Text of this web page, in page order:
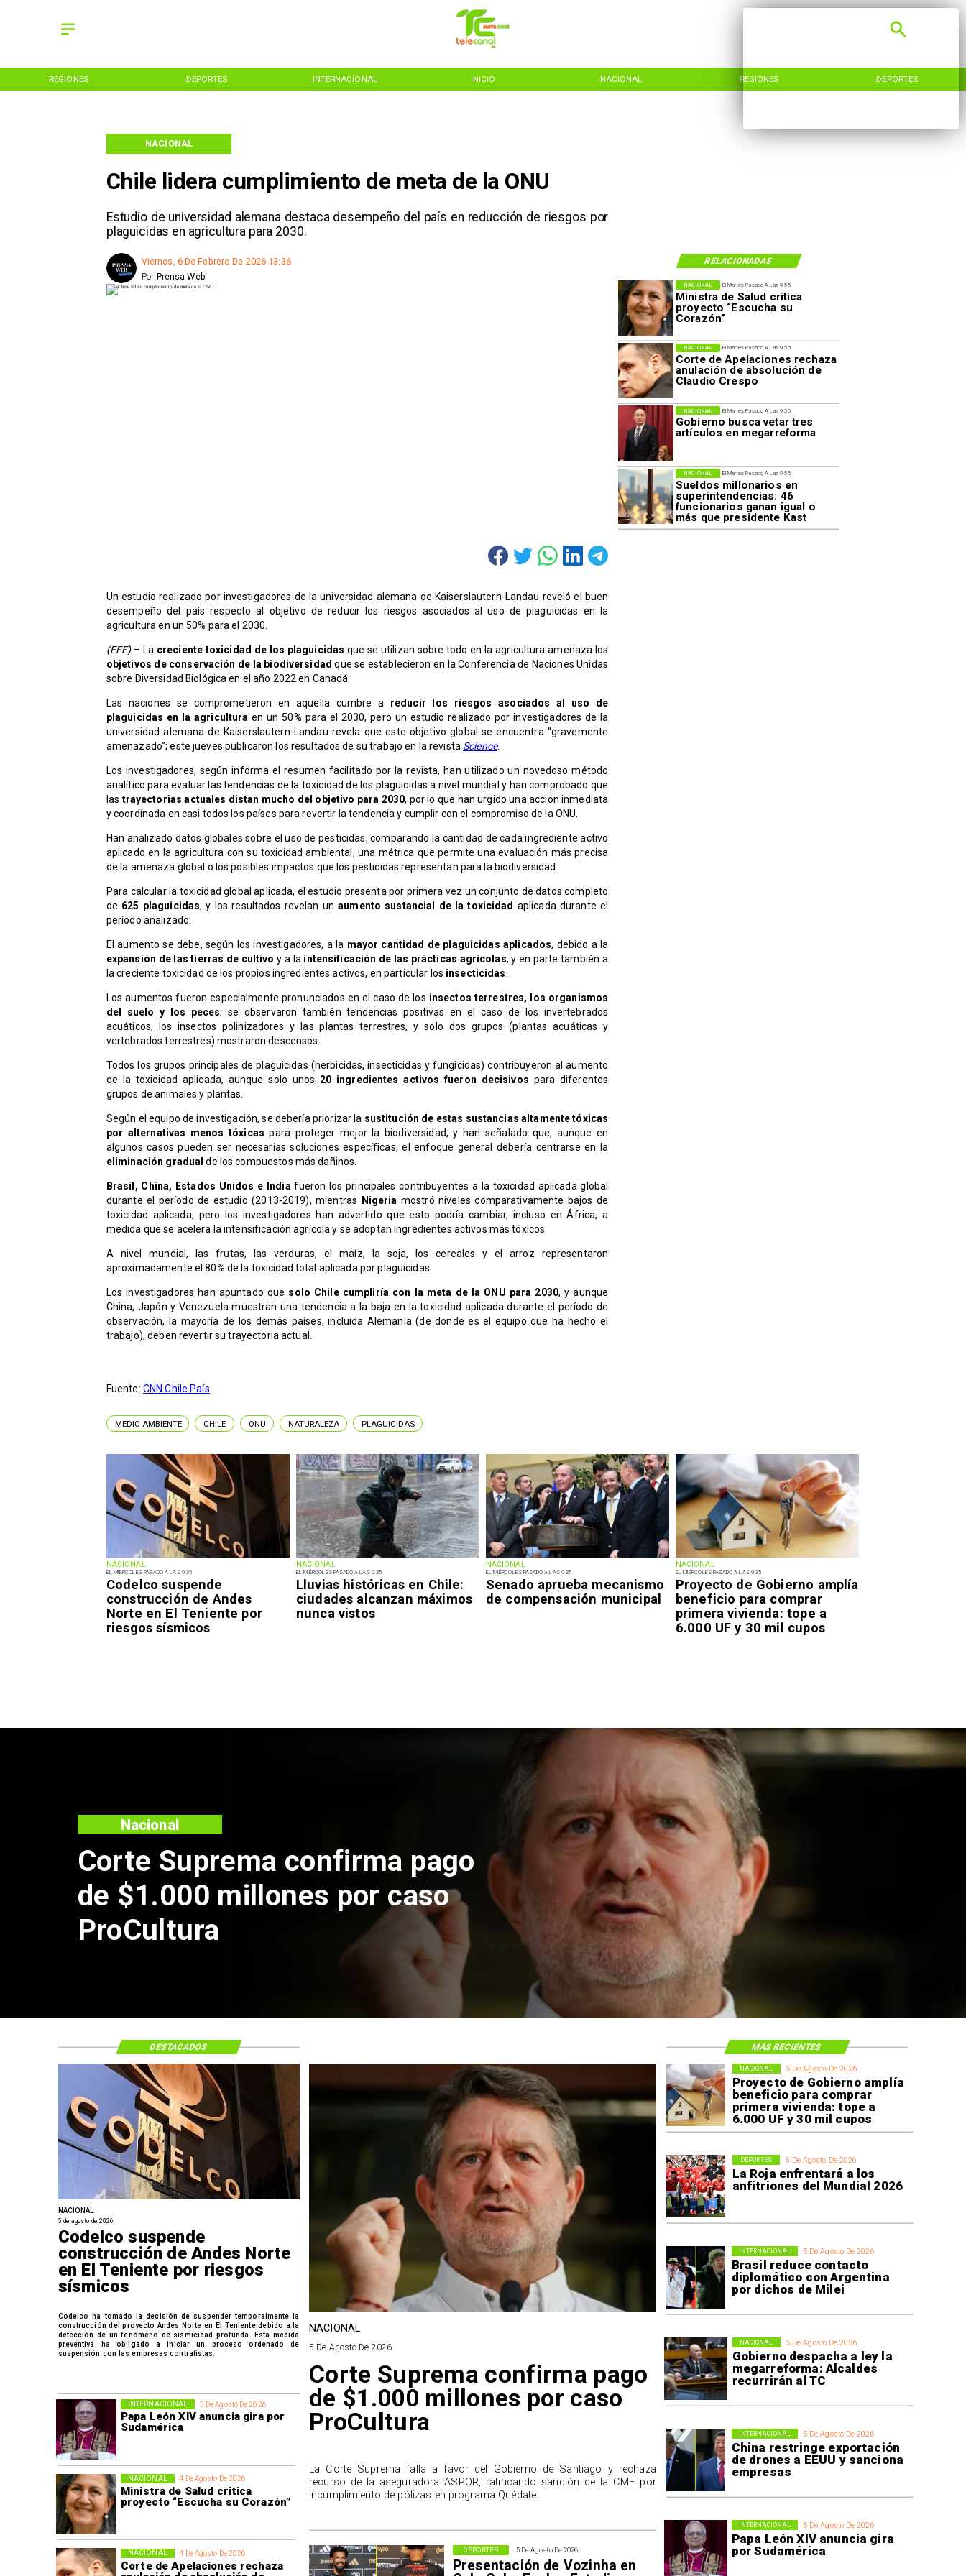
REGIONES DEPORTES INTERNACIONAL INICIO NACIONAL REGIONES DEPORTES
Chile lidera cumplimiento de meta de la ONU
Estudio de universidad alemana destaca desempeño del país en reducción de riesgos por
plaguicidas en agricultura para 2030.
NACIONAL
RELACIONADAS
Viernes, 6 De Febrero De 2026 13:36
Prensa Web
Por
NACIONAL
EL MIÉRCOLES PASADO A LAS 9:35
Codelco suspende
construcción de Andes
Norte en El Teniente por
riesgos sísmicos
NACIONAL
EL MIÉRCOLES PASADO A LAS 9:35
Lluvias históricas en Chile:
ciudades alcanzan máximos
nunca vistos
NACIONAL
EL MIÉRCOLES PASADO A LAS 9:35
Senado aprueba mecanismo
de compensación municipal
NACIONAL
EL MIÉRCOLES PASADO A LAS 9:35
Proyecto de Gobierno amplía
beneficio para comprar
primera vivienda: tope a
6.000 UF y 30 mil cupos
El Martes Pasado A Las 9:55
Ministra de Salud critica
proyecto “Escucha su
Corazón”
NACIONAL
El Martes Pasado A Las 9:55
Corte de Apelaciones rechaza
anulación de absolución de
Claudio Crespo
NACIONAL
El Martes Pasado A Las 9:55
Gobierno busca vetar tres
artículos en megarreforma
NACIONAL
El Martes Pasado A Las 9:55
Sueldos millonarios en
superintendencias: 46
funcionarios ganan igual o
más que presidente Kast
NACIONAL
Un estudio realizado por investigadores de la universidad alemana de Kaiserslautern-Landau reveló el buen
desempeño del país respecto al objetivo de reducir los riesgos asociados al uso de plaguicidas en la
agricultura en un 50% para el 2030.
(EFE)– La creciente toxicidad de los plaguicidas que se utilizan sobre todo en la agricultura amenaza los
objetivos de conservación de la biodiversidad que se establecieron en la Conferencia de Naciones Unidas
sobre Diversidad Biológica en el año 2022 en Canadá.
Las naciones se comprometieron en aquella cumbre a reducir los riesgos asociados al uso de
plaguicidas en la agricultura en un 50% para el 2030, pero un estudio realizado por investigadores de la
universidad alemana de Kaiserslautern-Landau revela que este objetivo global se encuentra “gravemente
amenazado”; este jueves publicaron los resultados de su trabajo en la revista Science.
Los investigadores, según informa el resumen facilitado por la revista, han utilizado un novedoso método
analítico para evaluar las tendencias de la toxicidad de los plaguicidas a nivel mundial y han comprobado que
las trayectorias actuales distan mucho del objetivo para 2030, por lo que han urgido una acción inmediata
y coordinada en casi todos los países para revertir la tendencia y cumplir con el compromiso de la ONU.
Han analizado datos globales sobre el uso de pesticidas, comparando la cantidad de cada ingrediente activo
aplicado en la agricultura con su toxicidad ambiental, una métrica que permite una evaluación más precisa
de la amenaza global o los posibles impactos que los pesticidas representan para la biodiversidad.
Para calcular la toxicidad global aplicada, el estudio presenta por primera vez un conjunto de datos completo
de 625 plaguicidas, y los resultados revelan un aumento sustancial de la toxicidad aplicada durante el
período analizado.
El aumento se debe, según los investigadores, a la mayor cantidad de plaguicidas aplicados, debido a la
expansión de las tierras de cultivo y a laintensificación de las prácticas agrícolas, y en parte también a
la creciente toxicidad de los propios ingredientes activos, en particular los insecticidas.
Los aumentos fueron especialmente pronunciados en el caso de los insectos terrestres, los organismos
del suelo y los peces; se observaron también tendencias positivas en el caso de los invertebrados
acuáticos, los insectos polinizadores y las plantas terrestres, y solo dos grupos (plantas acuáticas y
vertebrados terrestres) mostraron descensos.
Todos los grupos principales de plaguicidas (herbicidas, insecticidas y fungicidas) contribuyeron al aumento
de la toxicidad aplicada, aunque solo unos 20 ingredientes activos fueron decisivos para diferentes
grupos de animales y plantas.
Según el equipo de investigación, se debería priorizar la sustitución de estas sustancias altamente tóxicas
por alternativas menos tóxicas para proteger mejor la biodiversidad, y han señalado que, aunque en
algunos casos pueden ser necesarias soluciones específicas, el enfoque general debería centrarse en la
eliminación gradual de los compuestos más dañinos.
Brasil, China, Estados Unidos e India fueron los principales contribuyentes a la toxicidad aplicada global
durante el período de estudio (2013-2019), mientras
Nigeria mostró niveles comparativamente bajos de
toxicidad aplicada, pero los investigadores han advertido que esto podría cambiar, incluso en África, a
medida que se acelera la intensificación agrícola y se adoptan ingredientes activos más tóxicos.
A nivel mundial, las frutas, las verduras, el maíz, la soja, los cereales y el arroz representaron
aproximadamente el 80% de la toxicidad total aplicada por plaguicidas.
Los investigadores han apuntado que solo Chile cumpliría con la meta de la ONU para 2030, y aunque
China, Japón y Venezuela muestran una tendencia a la baja en la toxicidad aplicada durante el período de
observación, la mayoría de los demás países, incluida Alemania (de donde es el equipo que ha hecho el
trabajo), deben revertir su trayectoria actual.
Fuente: CNN Chile País
MEDIO AMBIENTE CHILE ONU NATURALEZA PLAGUICIDAS
Corte Suprema confirma pago
de $1.000 millones por caso
ProCultura
Nacional
5 De Agosto De 2026
Proyecto de Gobierno amplía
beneficio para comprar
primera vivienda: tope a
6.000 UF y 30 mil cupos
NACIONAL
5 De Agosto De 2026
La Roja enfrentará a los
anfitriones del Mundial 2026
DEPORTES
5 De Agosto De 2026
Brasil reduce contacto
diplomático con Argentina
por dichos de Milei
INTERNACIONAL
5 De Agosto De 2026
Gobierno despacha a ley la
megarreforma: Alcaldes
recurrirán al TC
NACIONAL
5 De Agosto De 2026
China restringe exportación
de drones a EEUU y sanciona
empresas
INTERNACIONAL
5 De Agosto De 2026
Papa León XIV anuncia gira
por Sudamérica
INTERNACIONAL
5 De Agosto De 2026
Papa León XIV anuncia gira por
Sudamérica
INTERNACIONAL
4 De Agosto De 2026
Ministra de Salud critica
proyecto “Escucha su Corazón”
NACIONAL
4 De Agosto De 2026
Corte de Apelaciones rechaza
NACIONAL 5 De Agosto De 2026
Presentación de Vozinha en
DEPORTES
NACIONAL
5 de agosto de 2026
Codelco suspende
construcción de Andes Norte
en El Teniente por riesgos
sísmicos
Codelco ha tomado la decisión de suspender temporalmente la
construcción del proyecto Andes Norte en El Teniente debido a la
detección de un fenómeno de sismicidad profunda. Esta medida
preventiva ha obligado a iniciar un proceso ordenado de
suspensión con las empresas contratistas.
NACIONAL
5 De Agosto De 2026
Corte Suprema confirma pago
de $1.000 millones por caso
ProCultura
La Corte Suprema falla a favor del Gobierno de Santiago y rechaza
recurso de la aseguradora ASPOR, ratificando sanción de la CMF por
incumplimiento de pólizas en programa Quédate.
DESTACADOS MÁS RECIENTES